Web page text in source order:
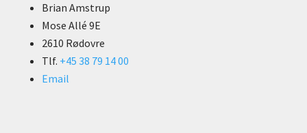
Brian Amstrup
Mose Allé 9E
2610 Rødovre
Tlf. +45 38 79 14 00
Email